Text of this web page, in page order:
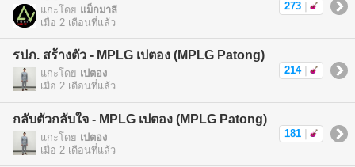
แกะโดย แม็กมาลี
เมื่อ 2 เดือนที่แล้ว
273
รปภ. สร้างตัว - MPLG เปตอง (MPLG Patong)
แกะโดย เปตอง
เมื่อ 2 เดือนที่แล้ว
214
กลับตัวกลับใจ - MPLG เปตอง (MPLG Patong)
แกะโดย เปตอง
เมื่อ 2 เดือนที่แล้ว
181